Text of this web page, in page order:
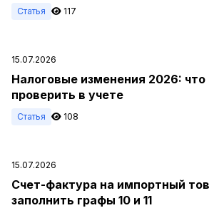
Статья 117
15.07.2026
Налоговые изменения 2026: что
проверить в учете
Статья 108
15.07.2026
Счет-фактура на импортный
заполнить графы 10 и 11